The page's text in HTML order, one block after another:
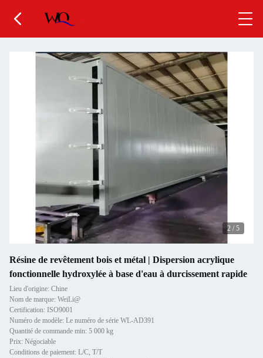
2 / 5
Résine de revêtement bois et métal | Dispersion acrylique
fonctionnelle hydroxylée à base d'eau à durcissement rapide
Lieu d'origine: Chine
Nom de marque: WeiLi@
Certification: ISO9001
Numéro de modèle: Le numéro de série WL-AD391
Quantité de commande min: 5 000 kg
Prix: Négociable
Conditions de paiement: L/C, T/T